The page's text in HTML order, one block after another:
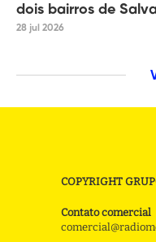
dois bairros de
28 jul 2026
COPYRIGHT
Contato comercial